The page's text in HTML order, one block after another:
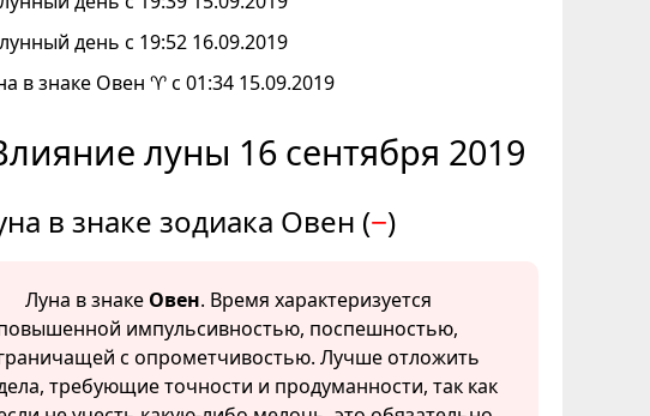
день с 19:52 16.09.2019
в знаке Овен ♈ с 01:34 15.09.2019
луны 16 сентября 2019
в знаке зодиака Овен (−)
Луна в знаке Овен. Время характеризуется
импульсивностью, поспешностью,
с опрометчивостью. Лучше отложить
требующие точности и продуманности, так как